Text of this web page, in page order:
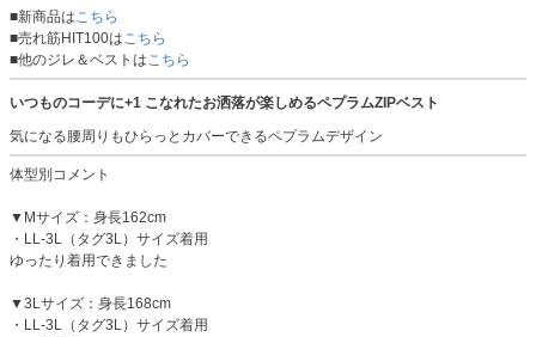
■新商品はこちら
■売れ筋HIT100はこちら
■他のジレ＆ベストはこちら
いつものコーデに+1 こなれたお洒落が楽しめるペプラムZIPベスト
気になる腰周りもひらっとカバーできるペプラムデザイン
体型別コメント
▼Mサイズ：身長162cm
・LL-3L（タグ3L）サイズ着用
ゆったり着用できました
▼3Lサイズ：身長168cm
・LL-3L（タグ3L）サイズ着用